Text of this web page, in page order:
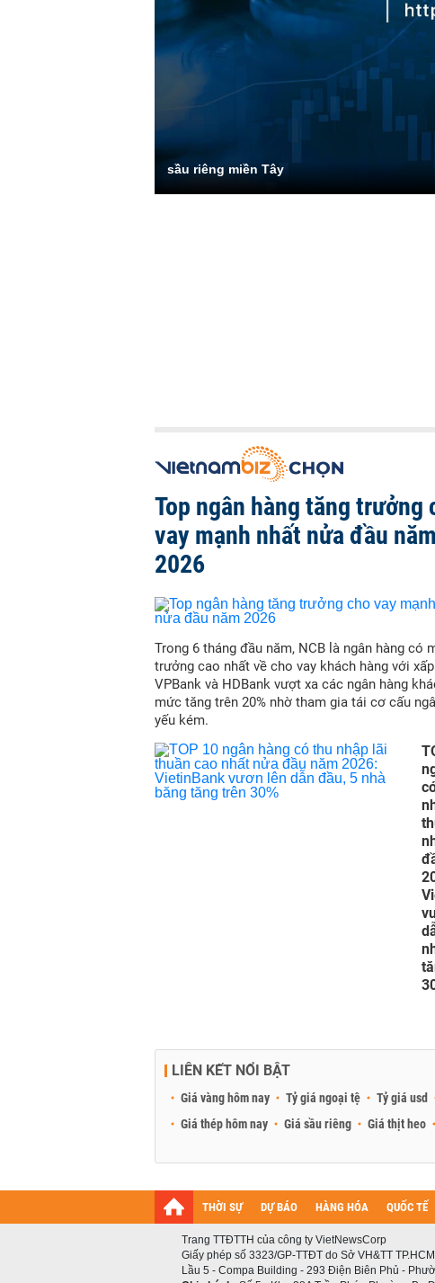
sầu riêng miền Tây
Top ngân hàng tăng trưởng
vay mạnh nhất nửa đầu năm
2026
Trong 6 tháng đầu năm, NCB là ngân hàng có
trưởng cao nhất về cho vay khách hàng với xấp
VPBank và HDBank vượt xa các ngân hàng
mức tăng trên 20% nhờ tham gia tái cơ cấu
yếu kém.
LIÊN KẾT NỔI BẬT
Giá vàng hôm nay Tỷ giá ngoại tệ Tỷ giá usd
Giá thép hôm nay
Giá sầu riêng Giá thịt heo
THỜI SỰ DỰ BÁO HÀNG HÓA QUỐC TẾ
Trang TTĐTTH của công ty VietNewsCorp
Giấy phép số 3323/GP-TTĐT do Sở VH&TT
Lầu 5 - Compa Building - 293 Điện Biên Phủ -